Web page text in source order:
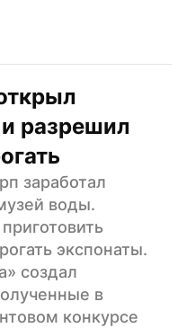
разрешил
заработал
воды.
экспонаты.
создал
в
конкурсе